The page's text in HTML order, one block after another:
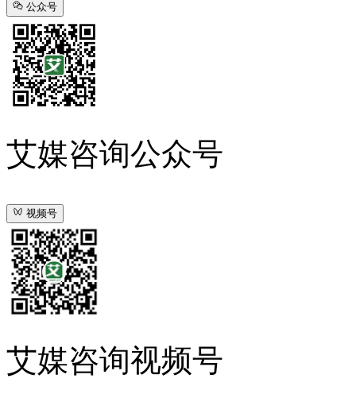
公众号
艾媒咨询公众号
视频号
艾媒咨询视频号